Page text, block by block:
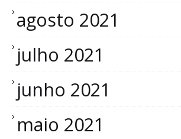
agosto 2021
julho 2021
junho 2021
maio 2021